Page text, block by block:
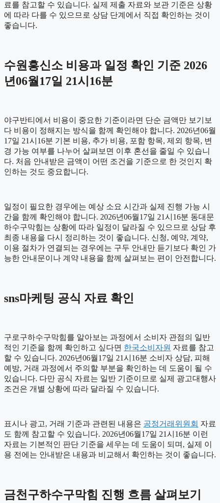
료를 참고할 수 있습니다. 실제 제출 자료와 보관 기준은 상황
에 따라 다를 수 있으므로 상담 단계에서 직접 확인하는 것이
좋습니다.
수원흥신소 비용과 일정 확인 기준 2026
년06월17일 21시16분
야구반티에서 비용이 중요한 기준이라면 단순 금액만 보기보
다 비용이 정해지는 방식을 함께 확인해야 합니다. 2026년06월
17일 21시16분 기본 비용, 추가 비용, 포함 항목, 제외 항목, 변
경 가능 여부를 나누어 살펴보면 이후 혼선을 줄일 수 있습니
다. 처음 안내받은 금액이 어떤 조건을 기준으로 한 것인지 확
인하는 것도 중요합니다.
일정이 필요한 경우에는 예상 소요 시간과 실제 진행 가능 시
간을 함께 확인해야 합니다. 2026년06월17일 21시16분 동대문
하수구막힘는 상황에 따라 일정이 달라질 수 있으므로 상담 후
최종 내용을 다시 정리하는 것이 좋습니다. 신청, 예약, 계약,
이용 절차가 연결되는 경우에는 구두 안내만 듣기보다 확인 가
능한 안내문이나 계약 내용을 함께 살펴보는 편이 안전합니다.
sns마케팅 공식 자료 확인
구로구하수구막힘를 알아보는 과정에서 소비자 관점의 일반
적인 기준을 함께 확인하고 싶다면 한국소비자원 자료를 참고
할 수 있습니다. 2026년06월17일 21시16분 소비자 상담, 피해
예방, 거래 과정에서 주의할 부분을 확인하는 데 도움이 될 수
있습니다. 다만 공식 자료는 일반 기준이므로 실제 광고대행사
조건은 개별 상황에 따라 달라질 수 있습니다.
표시나 광고, 거래 기준과 관련된 내용은 공정거래위원회 자료
도 함께 참고할 수 있습니다. 2026년06월17일 21시16분 이런
자료는 기본적인 판단 기준을 세우는 데 도움이 되며, 실제 이
용 전에는 안내받은 내용과 비교해서 확인하는 것이 좋습니다.
금천구하수구막힘 진행 흐름 살펴보기